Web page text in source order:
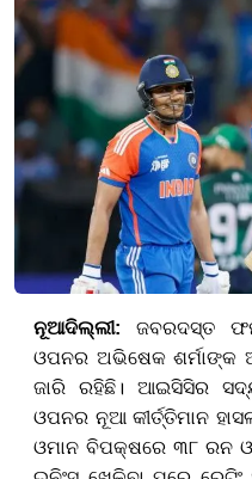
ନୂଆଦିଲ୍ଲୀ: ଜବରଦସ୍ତ
ଓପନର ଅଭିଷେକ ଶର୍ମାଙ୍କ
ଜାରି ରହିଛି। ଆଇସିସିର
ଓପନର ନୂଆ କୀର୍ତ୍ତିମାନ
ଓମାନ ବିପକ୍ଷରେ ୩୮ ରନ